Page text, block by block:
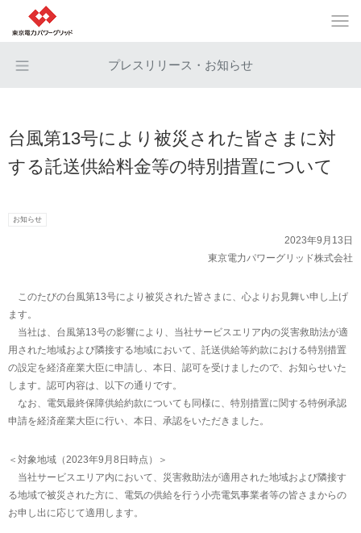
プレスリリース・お知らせ
台風第13号により被災された皆さまに対
する託送供給料金等の特別措置について
お知らせ
2023年9月13日
東京電力パワーグリッド株式会社
このたびの台風第13号により被災された皆さまに、心よりお見舞い申し上げ
ます。
当社は、台風第13号の影響により、当社サービスエリア内の災害救助法が適
用された地域および隣接する地域において、託送供給等約款における特別措置
の設定を経済産業大臣に申請し、本日、認可を受けましたので、お知らせいた
します。認可内容は、以下の通りです。
なお、電気最終保障供給約款についても同様に、特別措置に関する特例承認
申請を経済産業大臣に行い、本日、承認をいただきました。
＜対象地域（2023年9月8日時点）＞
当社サービスエリア内において、災害救助法が適用された地域および隣接す
る地域で被災された方に、電気の供給を行う小売電気事業者等の皆さまからの
お申し出に応じて適用します。